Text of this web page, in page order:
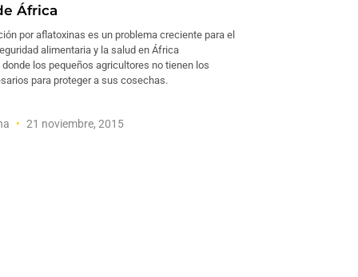
África
por aflatoxinas es un problema creciente para el
alimentaria y la salud en África
los pequeños agricultores no tienen los
para proteger a sus cosechas.
21 noviembre, 2015